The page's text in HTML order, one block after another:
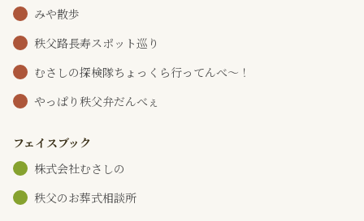
みや散歩
秩父路長寿スポット巡り
むさしの探検隊ちょっくら行ってんべ～！
やっぱり秩父弁だんべぇ
フェイスブック
株式会社むさしの
秩父のお葬式相談所